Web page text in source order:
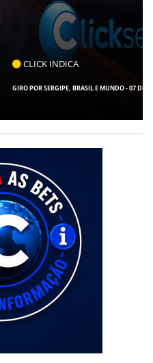
DE AGOSTO DE 2026